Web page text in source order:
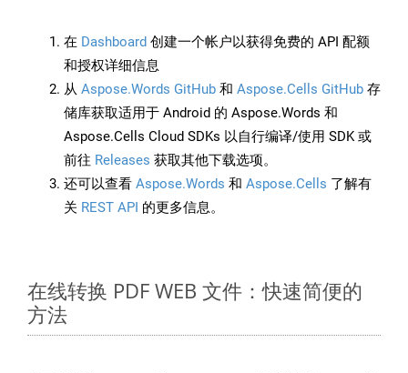
在 Dashboard 创建一个帐户以获得免费的 API 配额
和授权详细信息
从 Aspose.Words GitHub 和 Aspose.Cells GitHub 存
储库获取适用于 Android 的 Aspose.Words 和
Aspose.Cells Cloud SDKs 以自行编译/使用 SDK 或
前往 Releases 获取其他下载选项。
还可以查看 Aspose.Words 和 Aspose.Cells 了解有
关 REST API 的更多信息。
在线转换 PDF WEB 文件：快速简便的
方法